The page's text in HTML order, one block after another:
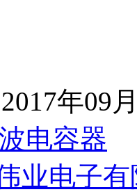
2017年09
电容器
业电子